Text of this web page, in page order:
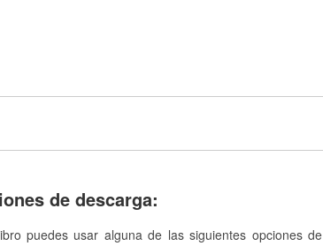
de descarga:
puedes usar alguna de las siguientes opciones de